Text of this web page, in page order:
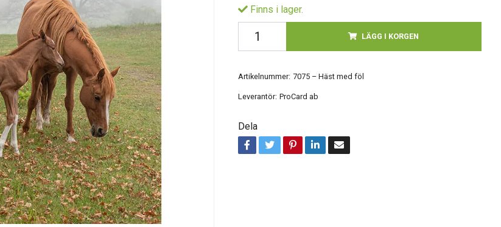
Finns i lager.
LÄGG I KORGEN
Artikelnummer: 7075 – Häst med föl
Leverantör: ProCard ab
Dela